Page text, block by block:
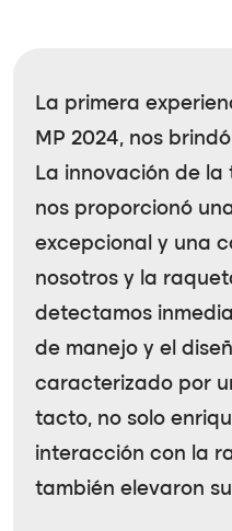
La primera
MP 2024, nos
La innovación de la
nos proporcionó
excepcional y una
nosotros y la
detectamos
de manejo y el
caracterizado por
tacto, no solo
interacción con la
también elevaron